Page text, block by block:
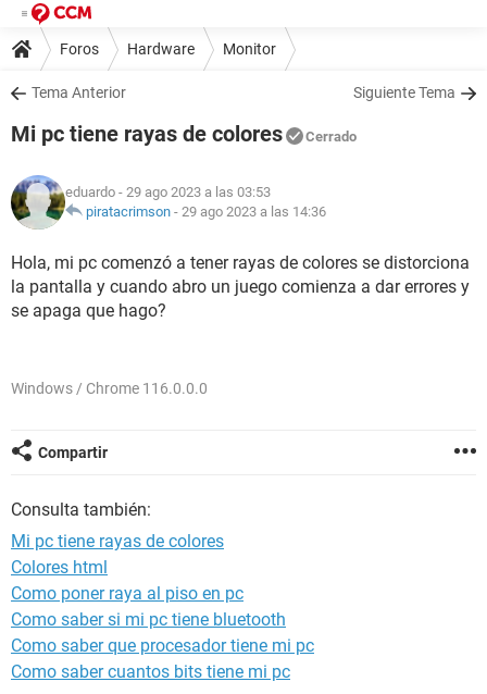
Foros Hardware Monitor
Tema Anterior Siguiente Tema
Mi pc tiene rayas de colores Cerrado
eduardo - 29 ago 2023 a las 03:53
piratacrimson - 29 ago 2023 a las 14:36
Hola, mi pc comenzó a tener rayas de colores se distorciona
la pantalla y cuando abro un juego comienza a dar errores y
se apaga que hago?
Windows / Chrome 116.0.0.0
Compartir
Consulta también:
Mi pc tiene rayas de colores
Colores html
Como poner raya al piso en pc
Como saber si mi pc tiene bluetooth
Como saber que procesador tiene mi pc
Como saber cuantos bits tiene mi pc